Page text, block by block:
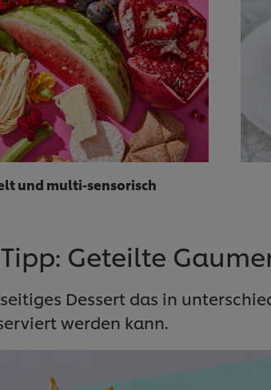
und multi-sensorisch
Geteilte
Dessert das in
werden kann.